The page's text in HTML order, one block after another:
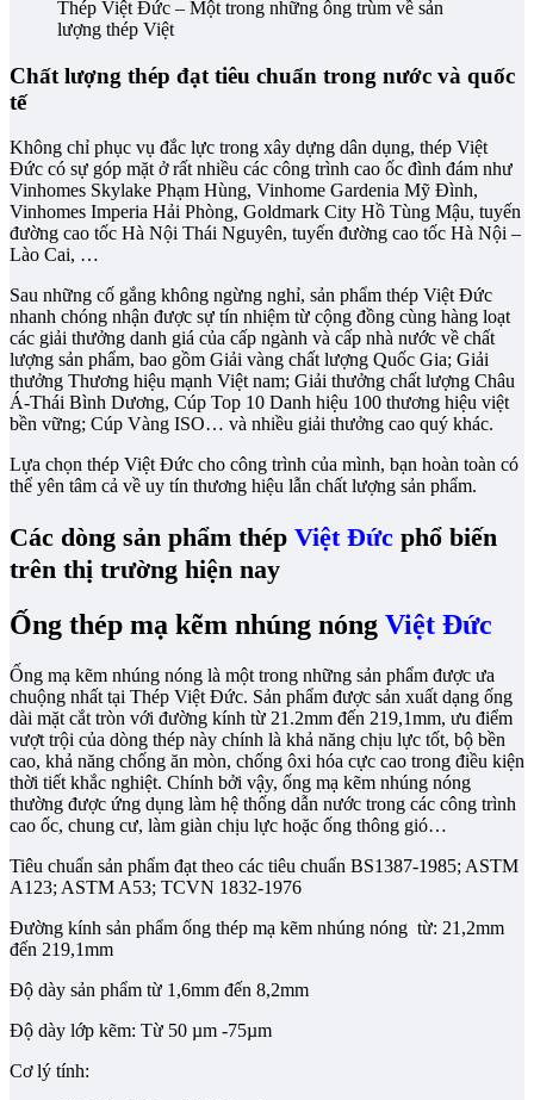
Thép Việt Đức – Một trong những ông trùm về sản
lượng thép Việt
Chất lượng thép đạt tiêu chuẩn trong nước và quốc
tế
Không chỉ phục vụ đắc lực trong xây dựng dân dụng, thép Việt
Đức có sự góp mặt ở rất nhiều các công trình cao ốc đình đám như
Vinhomes Skylake Phạm Hùng, Vinhome Gardenia Mỹ Đình,
Vinhomes Imperia Hải Phòng, Goldmark City Hồ Tùng Mậu, tuyến
đường cao tốc Hà Nội Thái Nguyên, tuyến đường cao tốc Hà Nội –
Lào Cai, …
Sau những cố gắng không ngừng nghỉ, sản phẩm thép Việt Đức
nhanh chóng nhận được sự tín nhiệm từ cộng đồng cùng hàng loạt
các giải thưởng danh giá của cấp ngành và cấp nhà nước về chất
lượng sản phẩm, bao gồm Giải vàng chất lượng Quốc Gia; Giải
thưởng Thương hiệu mạnh Việt nam; Giải thưởng chất lượng Châu
Á-Thái Bình Dương, Cúp Top 10 Danh hiệu 100 thương hiệu việt
bền vững; Cúp Vàng ISO… và nhiều giải thưởng cao quý khác.
Lựa chọn thép Việt Đức cho công trình của mình, bạn hoàn toàn có
thể yên tâm cả về uy tín thương hiệu lẫn chất lượng sản phẩm.
Các dòng sản phẩm thép Việt Đức phổ biến
trên thị trường hiện nay
Ống thép mạ kẽm nhúng nóng Việt Đức
Ống mạ kẽm nhúng nóng là một trong những sản phẩm được ưa
chuộng nhất tại Thép Việt Đức. Sản phẩm được sản xuất dạng ống
dài mặt cắt tròn với đường kính từ 21.2mm đến 219,1mm, ưu điểm
vượt trội của dòng thép này chính là khả năng chịu lực tốt, bộ bền
cao, khả năng chống ăn mòn, chống ôxi hóa cực cao trong điều kiện
thời tiết khắc nghiệt. Chính bởi vậy, ống mạ kẽm nhúng nóng
thường được ứng dụng làm hệ thống dẫn nước trong các công trình
cao ốc, chung cư, làm giàn chịu lực hoặc ống thông gió…
Tiêu chuẩn sản phẩm đạt theo các tiêu chuẩn BS1387-1985; ASTM
A123; ASTM A53; TCVN 1832-1976
Đường kính sản phẩm ống thép mạ kẽm nhúng nóng từ: 21,2mm
đến 219,1mm
Độ dày sản phẩm từ 1,6mm đến 8,2mm
Độ dày lớp kẽm: Từ 50 µm -75µm
Cơ lý tính: